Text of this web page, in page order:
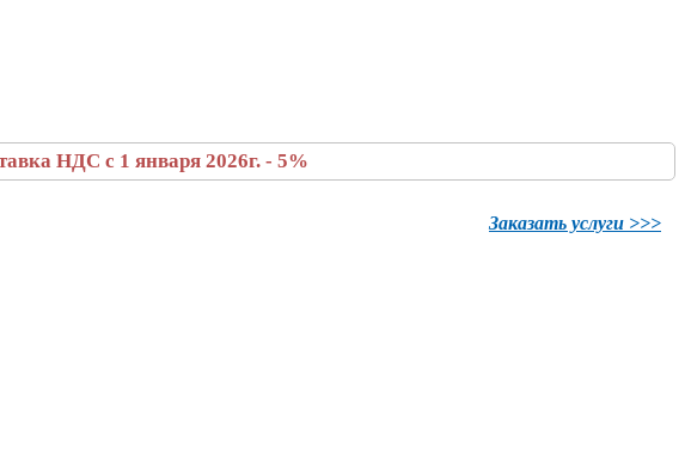
НДС с 1 января 2026г. - 5%
Заказать услуги >>>